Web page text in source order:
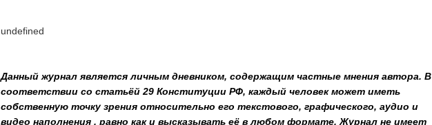
undefined
Данный журнал является личным дневником, содержащим частные мнения автора. В
соответствии со статьёй 29 Конституции РФ, каждый человек может иметь
собственную точку зрения относительно его текстового, графического, аудио и
видео наполнения , равно как и высказывать её в любом формате. Журнал не имеет